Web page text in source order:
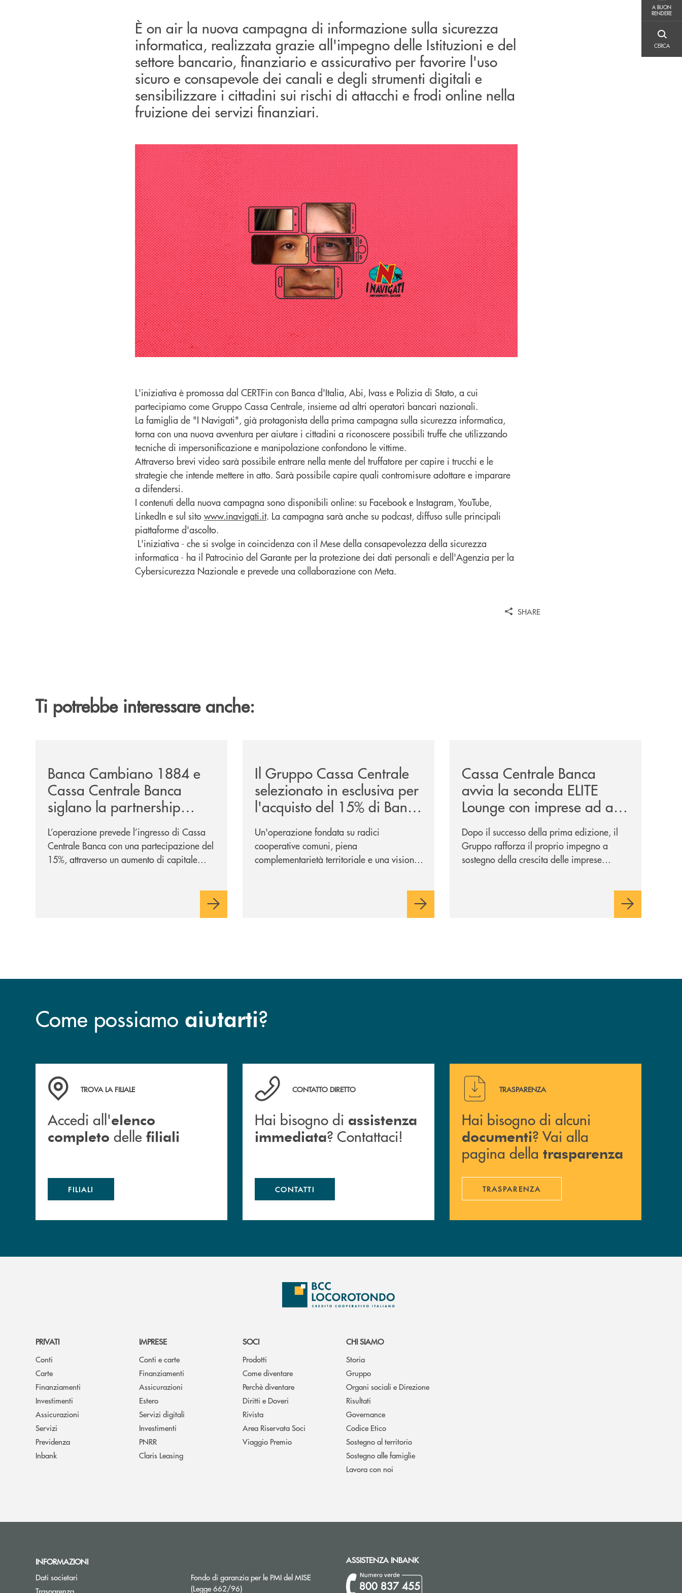
A BUON
RENDERE
CERCA
È on air la nuova campagna di informazione sulla sicurezza
informatica, realizzata grazie all'impegno delle Istituzioni e del
settore bancario, finanziario e assicurativo per favorire l'uso
sicuro e consapevole dei canali e degli strumenti digitali e
sensibilizzare i cittadini sui rischi di attacchi e frodi online nella
fruizione dei servizi finanziari.
L'iniziativa è promossa dal CERTFin con Banca d'Italia, Abi, Ivass e Polizia di Stato, a cui
partecipiamo come Gruppo Cassa Centrale, insieme ad altri operatori bancari nazionali.
La famiglia de "I Navigati", già protagonista della prima campagna sulla sicurezza informatica,
torna con una nuova avventura per aiutare i cittadini a riconoscere possibili truffe che utilizzando
tecniche di impersonificazione e manipolazione confondono le vittime.
Attraverso brevi video sarà possibile entrare nella mente del truffatore per capire i trucchi e le
strategie che intende mettere in atto. Sarà possibile capire quali contromisure adottare e imparare
a difendersi.
I contenuti della nuova campagna sono disponibili online: su Facebook e Instagram, YouTube,
LinkedIn e sul sito www.inavigati.it. La campagna sarà anche su podcast, diffuso sulle principali
piattaforme d'ascolto.
L'iniziativa - che si svolge in coincidenza con il Mese della consapevolezza della sicurezza
informatica - ha il Patrocinio del Garante per la protezione dei dati personali e dell'Agenzia per la
Cybersicurezza Nazionale e prevede una collaborazione con Meta.
SHARE
Ti potrebbe interessare anche:
Banca Cambiano 1884 e
Cassa Centrale Banca
siglano la partnership
strategica
L’operazione prevede l’ingresso di Cassa
Centrale Banca con una partecipazione del
15%, attraverso un aumento di capitale
sulla condivisione di valori comuni e sulla
prossimità ai territori, per ampliare l’offerta
Il Gruppo Cassa Centrale
selezionato in esclusiva per
l'acquisto del 15% di Banca
Cambiano 1884
Un'operazione fondata su radici
cooperative comuni, piena
complementarietà territoriale e una visione
Cassa Centrale Banca
avvia la seconda ELITE
Lounge con imprese ad alto
potenziale
Dopo il successo della prima edizione, il
Gruppo rafforza il proprio impegno a
sostegno della crescita delle imprese
Come possiamo aiutarti?
Accedi all' elenco completo delle filiali
TROVA LA FILIALE
Accedi all'elenco
completo delle filiali
FILIALI
Hai bisogno di assistenza immediata ? Contattaci!
CONTATTO DIRETTO
Hai bisogno di assistenza
immediata? Contattaci!
CONTATTI
Hai bisogno di alcuni documenti ? Vai alla pagina della
TRASPARENZA
Hai bisogno di alcuni
documenti? Vai alla
pagina della trasparenza
TRASPARENZA
PRIVATI
Conti
Carte
Finanziamenti
Investimenti
Assicurazioni
Servizi
Previdenza
Inbank
IMPRESE
Conti e carte
Finanziamenti
Assicurazioni
Estero
Servizi digitali
Investimenti
PNRR
Claris Leasing
SOCI
Prodotti
Come diventare
Perchè diventare
Diritti e Doveri
Rivista
Area Riservata Soci
Viaggio Premio
CHI SIAMO
Storia
Gruppo
Organi sociali e Direzione
Risultati
Governance
Codice Etico
Sostegno al territorio
Sostegno alle famiglie
Lavora con noi
INFORMAZIONI
Dati societari
Trasparenza
Fondo di garanzia per le PMI del MISE
(Legge 662/96)Apre una nuova finestra
ASSISTENZA INBANK
800 837 455